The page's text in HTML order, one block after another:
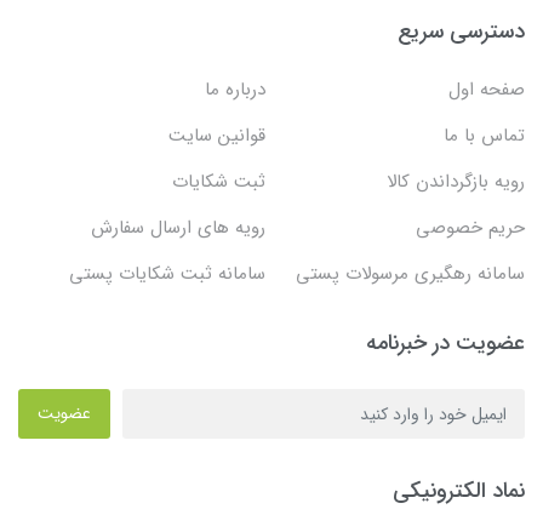
دسترسی سریع
صفحه اول
درباره ما
تماس با ما
قوانین سایت
رویه بازگرداندن کالا
ثبت شکایات
حریم خصوصی
رویه های ارسال سفارش
سامانه رهگیری مرسولات پستی
سامانه ثبت شکایات پستی
عضویت در خبرنامه
عضویت
نماد الکترونیکی